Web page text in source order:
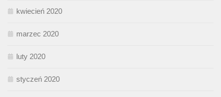
kwiecień 2020
marzec 2020
luty 2020
styczeń 2020